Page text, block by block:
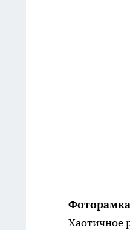
Хаотичное